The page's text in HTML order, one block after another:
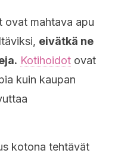
ovat mahtava apu
eivätkä ne
Kotihoidot ovat
kuin kaupan
kotona tehtävät